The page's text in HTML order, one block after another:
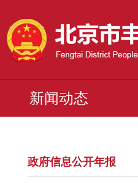
新闻动态
政府信息公开年报